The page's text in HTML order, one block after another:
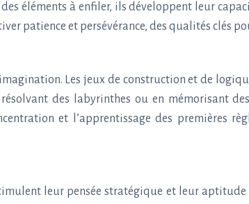
éléments à enfiler, ils développent leur
patience et persévérance, des qualités clés
Les jeux de construction et de
des labyrinthes ou en mémorisant
et l’apprentissage des premières
leur pensée stratégique et leur aptitude